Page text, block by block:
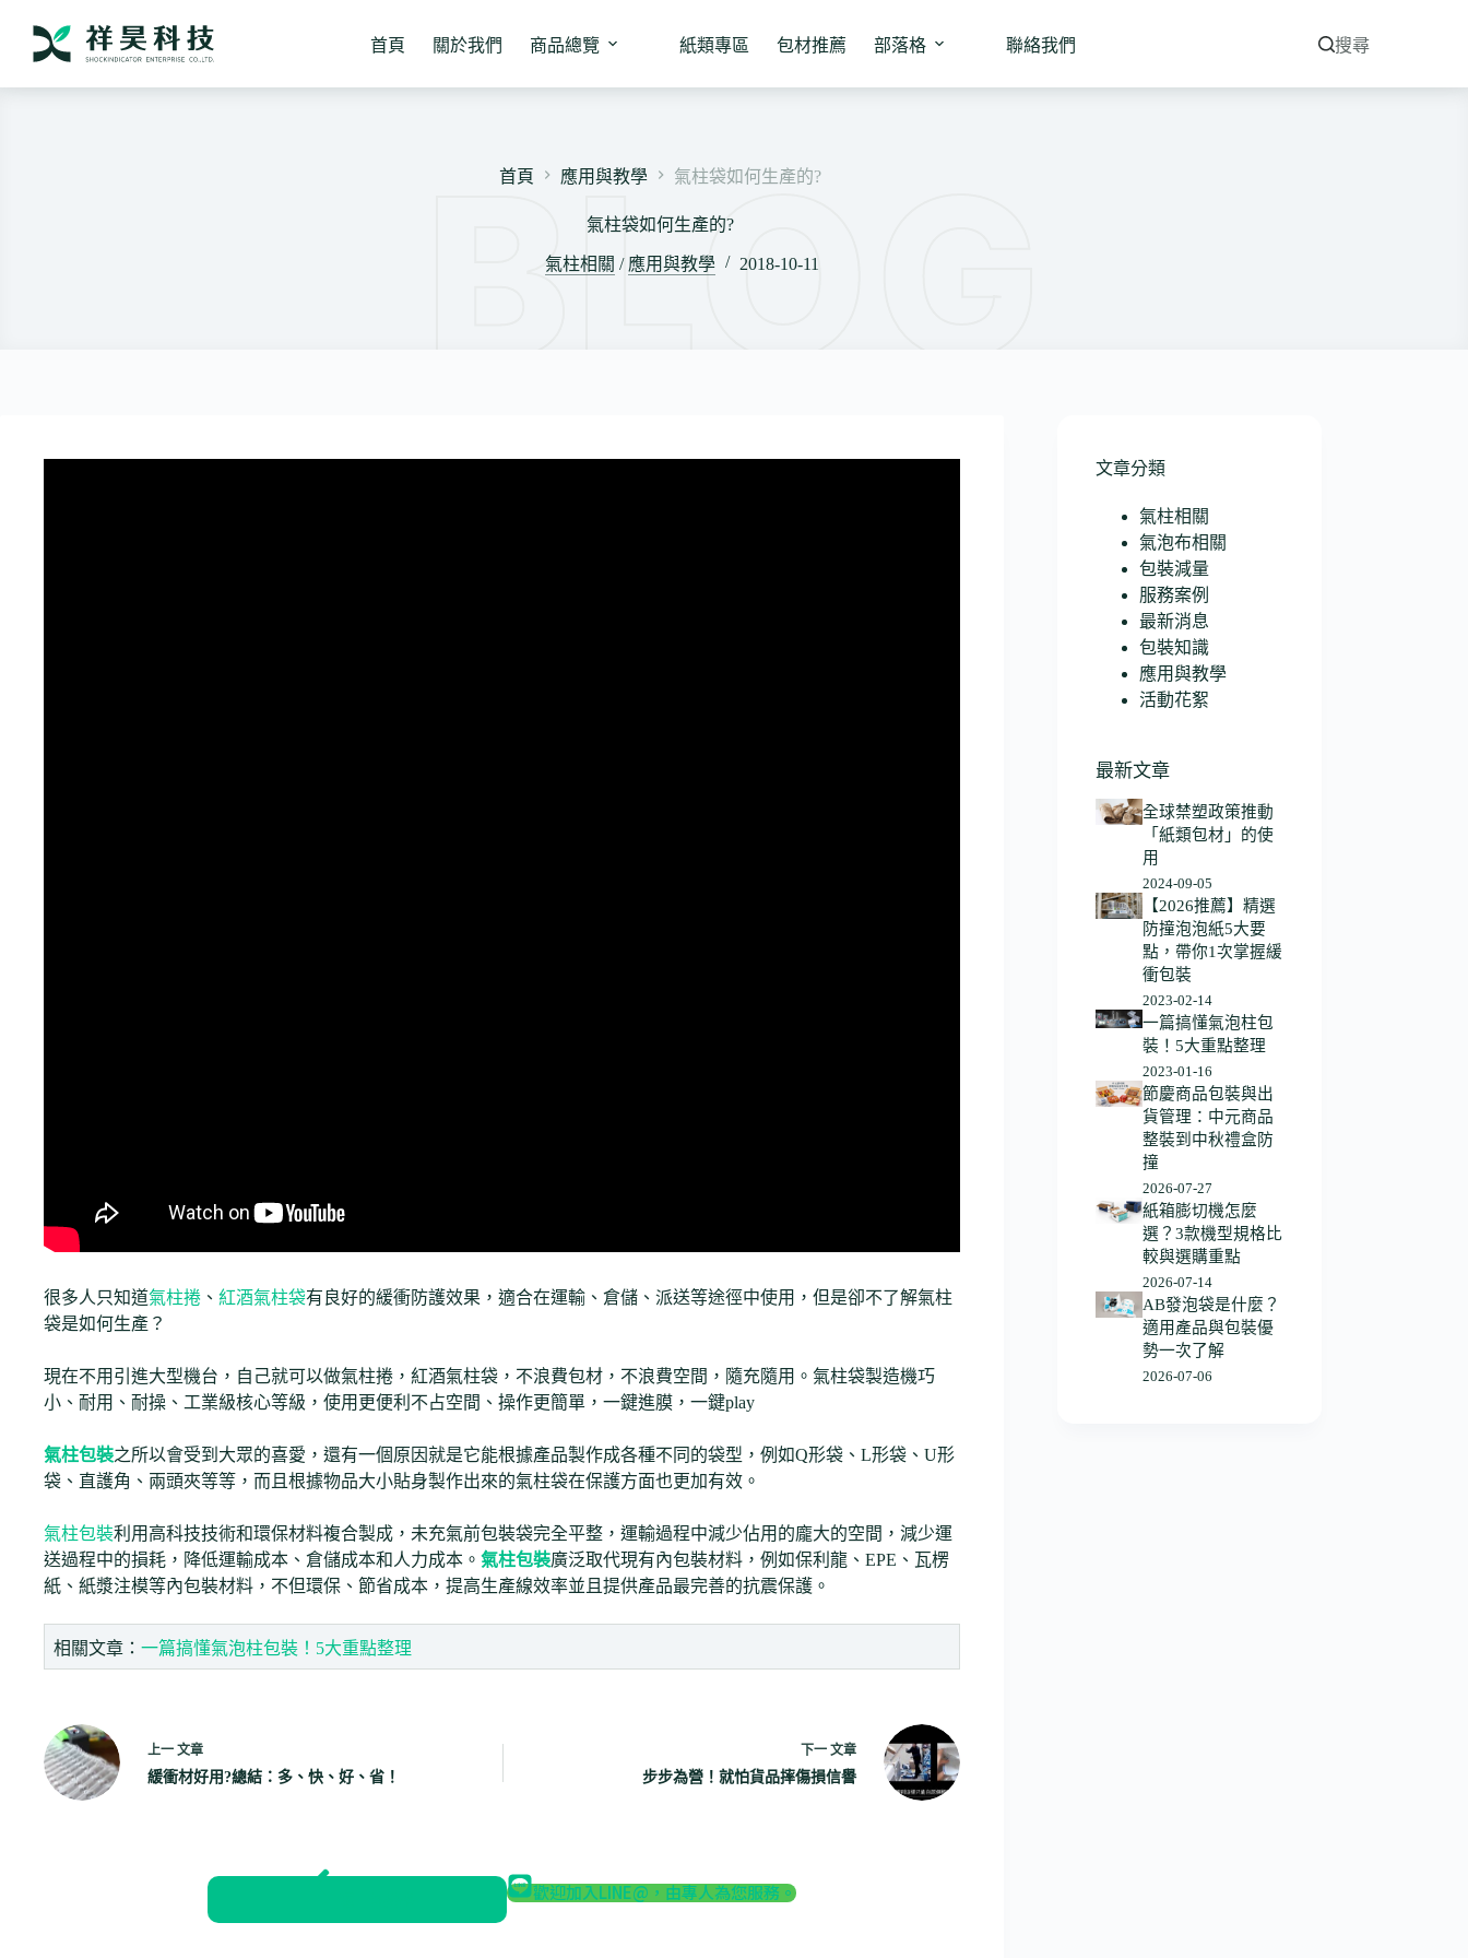
要
首頁 關於我們 商品總覽 紙類專區 包材推薦 部落格 聯絡我們 搜尋
首頁 應用與教學 氣柱袋如何生產的?
氣柱袋如何生產的?
氣柱相關 / 應用與教學 2018-10-11
很多人只知道氣柱捲 、 紅酒氣柱袋有良好的緩衝防護效果，適合在運輸、倉儲、派送等途徑中使用，但是卻不了解氣柱
袋是如何生產？
現在不用引進大型機台，自己就可以做氣柱捲，紅酒氣柱袋，不浪費包材，不浪費空間，隨充隨用。氣柱袋製造機巧
小、耐用、耐操、工業級核心等級，使用更便利不占空間、操作更簡單，一鍵進膜，一鍵play
氣柱包裝之所以會受到大眾的喜愛，還有一個原因就是它能根據產品製作成各種不同的袋型，例如Q形袋、L形袋、U形
袋、直護角、兩頭夾等等，而且根據物品大小貼身製作出來的氣柱袋在保護方面也更加有效。
氣柱包裝利用高科技技術和環保材料複合製成，未充氣前包裝袋完全平整，運輸過程中減少佔用的龐大的空間，減少運
送過程中的損耗，降低運輸成本、倉儲成本和人力成本。 氣柱包裝廣泛取代現有內包裝材料，例如保利龍、EPE、瓦楞
紙、紙漿注模等內包裝材料，不但環保、節省成本，提高生產線效率並且提供產品最完善的抗震保護。
相關文章： 一篇搞懂氣泡柱包裝！5大重點整理
上一 文章
緩衝材好用?總結：多、快、好、省！
下一文章
步步為營！就怕貨品摔傷損信譽
歡迎加入LINE@，由專人為您服務。
文章分類
氣柱相關
氣泡布相關
包裝減量
服務案例
最新消息
包裝知識
應用與教學
活動花絮
最新文章
全球禁塑政策推動
「紙類包材」的使
用
2024-09-05
【2026推薦】精選
防撞泡泡紙5大要
點，帶你1次掌握緩
衝包裝
2023-02-14
一篇搞懂氣泡柱包
裝！5大重點整理
2023-01-16
節慶商品包裝與出
貨管理：中元商品
整裝到中秋禮盒防
撞
2026-07-27
紙箱膨切機怎麼
選？3款機型規格比
較與選購重點
2026-07-14
AB發泡袋是什麼？
適用產品與包裝優
勢一次了解
2026-07-06